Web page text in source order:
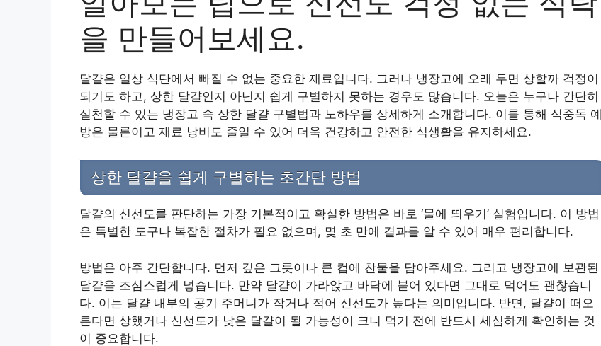
을 만들어보세요.
달걀은 일상 식단에서 빠질 수 없는 중요한 재료입니다. 그러나 냉장고에 오래 두면 상할까 걱정이
되기도 하고, 상한 달걀인지 아닌지 쉽게 구별하지 못하는 경우도 많습니다. 오늘은 누구나 간단히
실천할 수 있는 냉장고 속 상한 달걀 구별법과 노하우를 상세하게 소개합니다. 이를 통해 식중독 예
방은 물론이고 재료 낭비도 줄일 수 있어 더욱 건강하고 안전한 식생활을 유지하세요.
상한 달걀을 쉽게 구별하는 초간단 방법
달걀의 신선도를 판단하는 가장 기본적이고 확실한 방법은 바로 ‘물에 띄우기’ 실험입니다. 이 방법
은 특별한 도구나 복잡한 절차가 필요 없으며, 몇 초 만에 결과를 알 수 있어 매우 편리합니다.
방법은 아주 간단합니다. 먼저 깊은 그릇이나 큰 컵에 찬물을 담아주세요. 그리고 냉장고에 보관된
달걀을 조심스럽게 넣습니다. 만약 달걀이 가라앉고 바닥에 붙어 있다면 그대로 먹어도 괜찮습니
다. 이는 달걀 내부의 공기 주머니가 작거나 적어 신선도가 높다는 의미입니다. 반면, 달걀이 떠오
른다면 상했거나 신선도가 낮은 달걀이 될 가능성이 크니 먹기 전에 반드시 세심하게 확인하는 것
이 중요합니다.